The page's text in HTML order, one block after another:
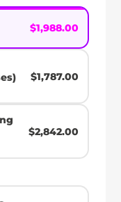
$1,988.00
$1,787.00
$2,842.00